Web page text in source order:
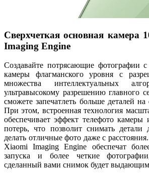
Сверхчеткая основная
Imaging Engine
Создавайте потрясающие фотографии
камеры флагманского уровня с
множества интеллектуальных
ультравысокому разрешению
сможете запечатлеть больше деталей
При этом, встроенная технология
обеспечивает эффект телефото
потерь, что позволит снимать детали
делать отличные фото даже с
Xiaomi Imaging Engine обеспечат
запуска и более четкие
сделанный вами снимок будет